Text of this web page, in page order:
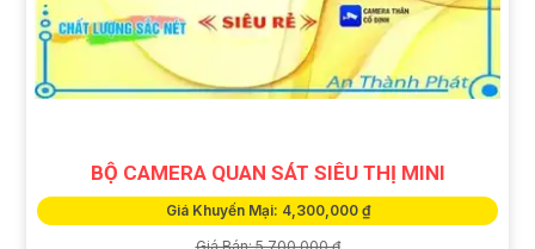
BỘ CAMERA QUAN SÁT SIÊU THỊ MINI
Giá Khuyến Mại: 4,300,000 ₫